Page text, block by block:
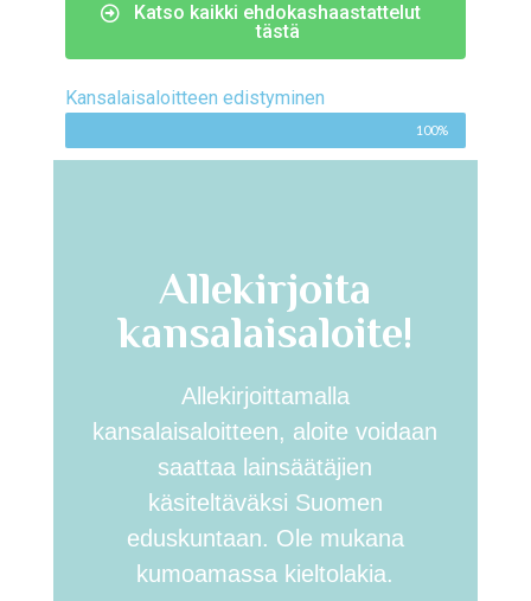
Katso kaikki ehdokashaastattelut
tästä
Kansalaisaloitteen edistyminen
100%
Allekirjoita
kansalaisaloite!
Allekirjoittamalla
kansalaisaloitteen, aloite voidaan
saattaa lainsäätäjien
käsiteltäväksi Suomen
eduskuntaan. Ole mukana
kumoamassa kieltolakia.